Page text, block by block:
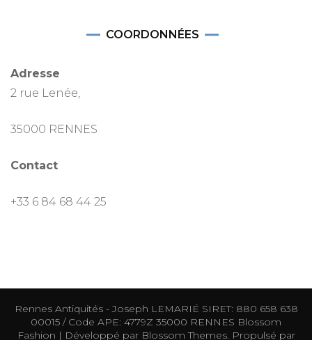
COORDONNÉES
Adresse
2 rue Lenée,
35000 RENNES
Contact
+33 6 84 68 44 25
Rennes Antiquités - Joseph LEMARIÉ SIRET: 880 658 638
00015 / Code APE: 4779Z 35000 RENNES Blossom
Fashion | Développé parBlossom Themes. Propulsé par